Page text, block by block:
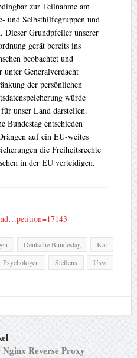
zur Teilnahme am
und Selbsthilfegruppen und
Dieser Grundpfeiler unserer
gerät bereits ins
beobachtet und
Generalverdacht
der persönlichen
würde
unser Land darstellen.
Bundestag entschieden
auf ein EU-weites
die Freiheitsrechte
in der EU verteidigen.
Deutsche Bundestag
Kai
Psychologen Steffens
Usw
Reverse Proxy